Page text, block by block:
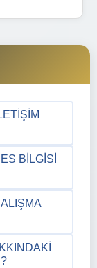
BILGISI